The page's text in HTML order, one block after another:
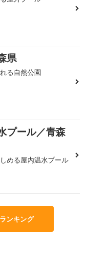
県
る自然公園
プール／青森
める屋内温水プール
ンキング